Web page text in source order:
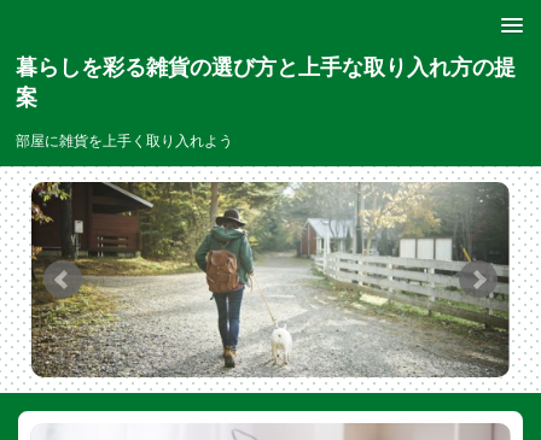
暮らしを彩る雑貨の選び方と上手な取り入れ方の提
案
部屋に雑貨を上手く取り入れよう